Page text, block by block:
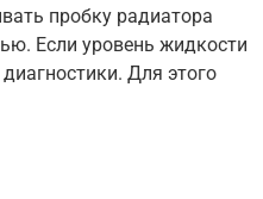
пробку радиатора
Если уровень жидкости
Для этого